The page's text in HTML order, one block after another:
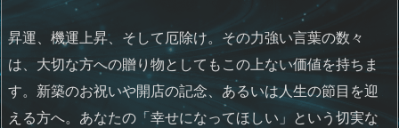
昇運、機運上昇、そして厄除け。その力強い言葉の数々
は、大切な方への贈り物としてもこの上ない価値を持ちま
す。新築のお祝いや開店の記念、あるいは人生の節目を迎
える方へ。あなたの「幸せになってほしい」という切実な